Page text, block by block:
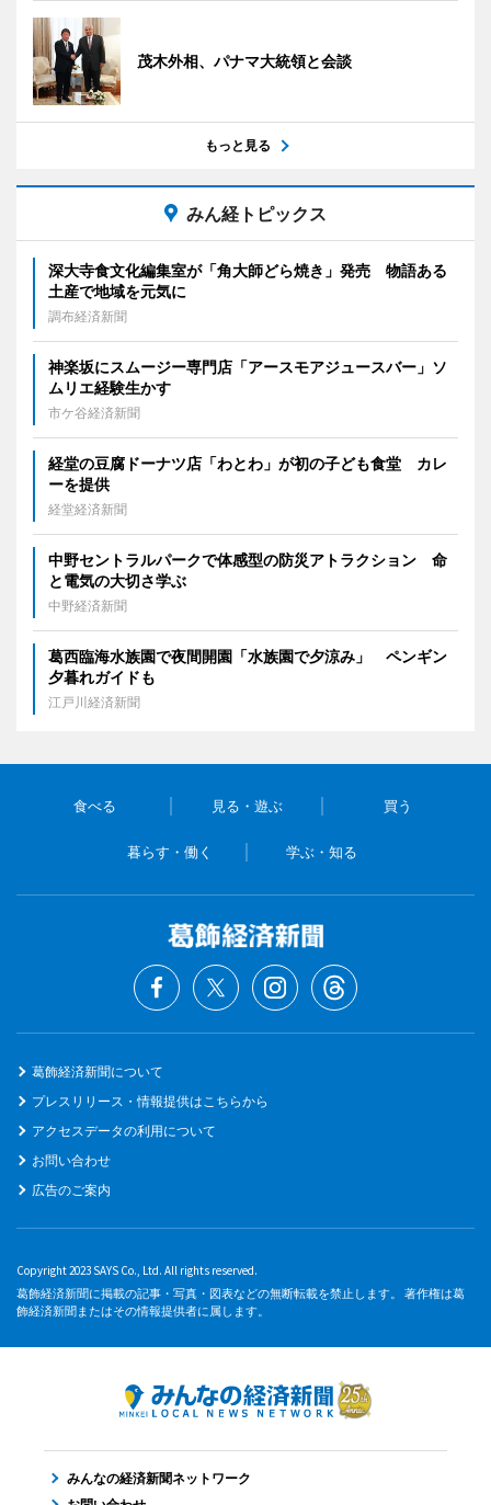
茂木外相、パナマ大統領と会談
もっと見る
みん経トピックス
深大寺食文化編集室が「角大師どら焼き」発売 物語ある
土産で地域を元気に
調布経済新聞
神楽坂にスムージー専門店「アースモアジュースバー」ソ
ムリエ経験生かす
市ケ谷経済新聞
経堂の豆腐ドーナツ店「わとわ」が初の子ども食堂 カレ
ーを提供
経堂経済新聞
中野セントラルパークで体感型の防災アトラクション 命
と電気の大切さ学ぶ
中野経済新聞
葛西臨海水族園で夜間開園「水族園で夕涼み」 ペンギン
夕暮れガイドも
江戸川経済新聞
食べる 見る・遊ぶ 買う
暮らす・働く 学ぶ・知る
葛飾経済新聞について
プレスリリース・情報提供はこちらから
アクセスデータの利用について
お問い合わせ
広告のご案内
Copyright 2023 SAYS Co., Ltd. All rights reserved.
葛飾経済新聞に掲載の記事・写真・図表などの無断転載を禁止します。 著作権は葛
飾経済新聞またはその情報提供者に属します。
みんなの経済新聞ネットワーク